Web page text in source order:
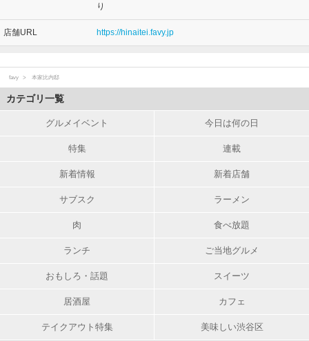
り
店舗URL https://hinaitei.favy.jp
favy 本家比内邸
カテゴリ一覧
グルメイベント 今日は何の日
特集 連載
新着情報 新着店舗
サブスク ラーメン
肉 食べ放題
ランチ ご当地グルメ
おもしろ・話題 スイーツ
居酒屋 カフェ
テイクアウト特集 美味しい渋谷区